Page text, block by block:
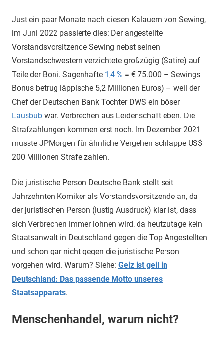
Just ein paar Monate nach diesen Kalauern von Sewing,
im Juni 2022 passierte dies: Der angestellte
Vorstandsvorsitzende Sewing nebst seinen
Vorstandschwestern verzichtete großzügig (Satire) auf
Teile der Boni. Sagenhafte 1,4 % = € 75.000 – Sewings
Bonus betrug läppische 5,2 Millionen Euros) – weil der
Chef der Deutschen Bank Tochter DWS ein böser
Lausbub war. Verbrechen aus Leidenschaft eben. Die
Strafzahlungen kommen erst noch. Im Dezember 2021
musste JPMorgen für ähnliche Vergehen schlappe US$
200 Millionen Strafe zahlen.
Die juristische Person Deutsche Bank stellt seit
Jahrzehnten Komiker als Vorstandsvorsitzende an, da
der juristischen Person (lustig Ausdruck) klar ist, dass
sich Verbrechen immer lohnen wird, da heutzutage kein
Staatsanwalt in Deutschland gegen die Top Angestellten
und schon gar nicht gegen die juristische Person
vorgehen wird. Warum? Siehe: Geiz ist geil in
Deutschland: Das passende Motto unseres
Staatsapparats.
Menschenhandel, warum nicht?